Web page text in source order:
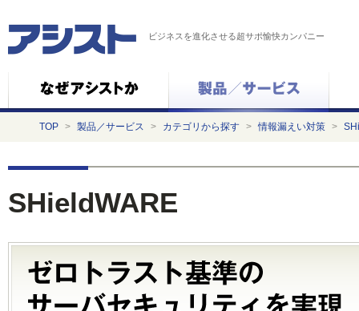
ビジネスを進化させる超サポ愉快カンパニー
TOP > 製品／サービス > カテゴリから探す > 情報漏えい対策 >
SHieldWARE